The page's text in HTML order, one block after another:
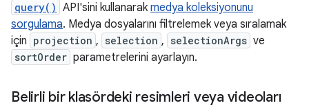
query() API'sini kullanarak medya koleksiyonunu
sorgulama. Medya dosyalarını filtrelemek veya sıralamak
için projection , selection , selectionArgs ve
sortOrder parametrelerini ayarlayın.
Belirli bir klasördeki resimleri veya videoları